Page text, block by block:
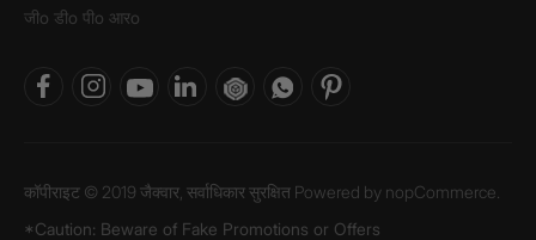
जीo डीo पीo आरo
कॉपीराइट © 2019 जैक्वार, सर्वाधिकार सुरक्षित Powered by nopCommerce.
*Caution: Beware of Fake Promotions or Offers